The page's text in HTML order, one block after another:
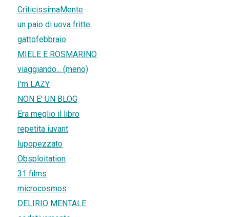
CriticissimaMente
un paio di uova fritte
gattofebbraio
MIELE E ROSMARINO
viaggiando... (meno)
I'm LAZY
NON E' UN BLOG
Era meglio il libro
repetita iuvant
lupopezzato
Obsploitation
31 films
microcosmos
DELIRIO MENTALE